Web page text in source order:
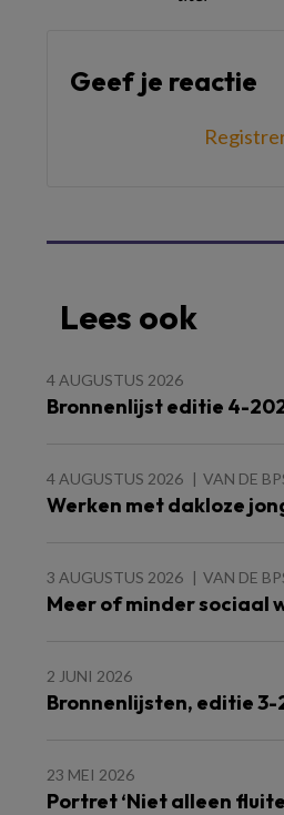
Geef je reactie
Lees ook
4 AUGUSTUS 2026
Bronnenlijst editie 4-
4 AUGUSTUS 2026 VAN DE
Werken met dakloze
3 AUGUSTUS 2026 VAN DE
Meer of minder sociaal
2 JUNI 2026
Bronnenlijsten, editie 3-
23 MEI 2026
Portret ‘Niet alleen